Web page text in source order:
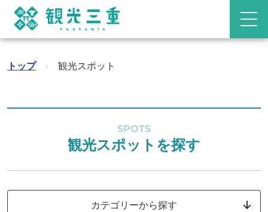
トップ › 観光スポット
SPOTS
観光スポットを探す
カテゴリーから探す